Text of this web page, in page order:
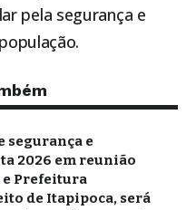
pela segurança e
segurança e
2026 em reunião
e Prefeitura
de Itapipoca, será